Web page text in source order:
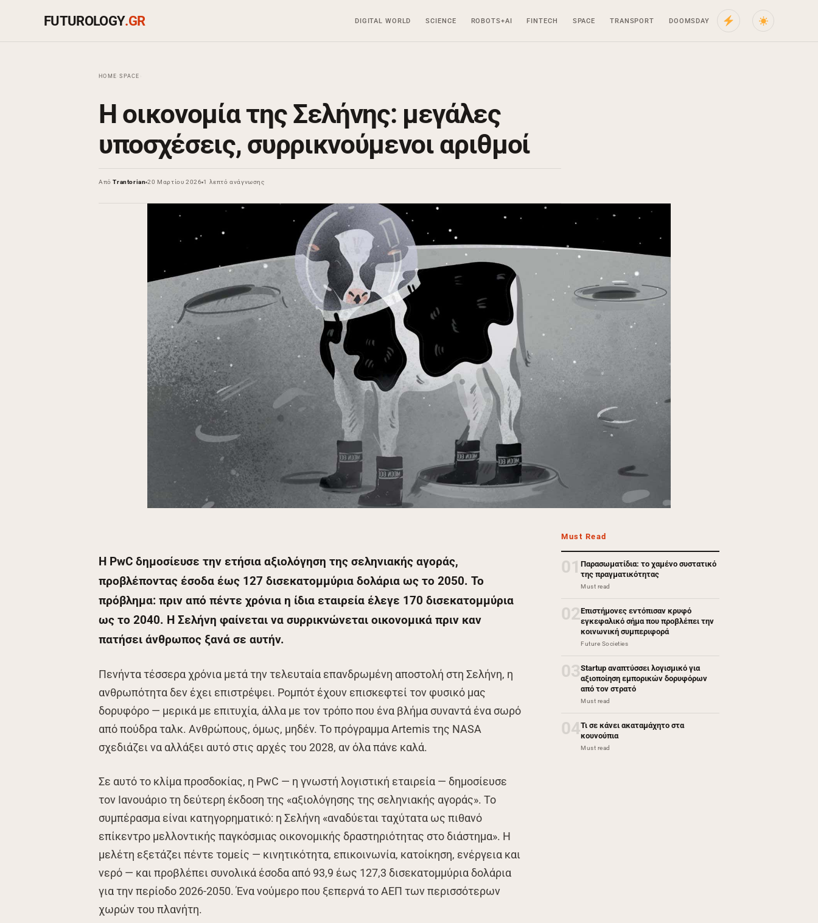
FUTUROLOGY.GR DIGITAL WORLD SCIENCE ROBOTS+AI FINTECH SPACE TRANSPORT DOOMSDAY
HOME ›SPACE
Η οικονομία της Σελήνης: μεγάλες
υποσχέσεις, συρρικνούμενοι αριθμοί
ΑπόTrantorian 20 Μαρτίου 2026 1 λεπτό ανάγνωσης
Η PwC δημοσίευσε την ετήσια αξιολόγηση της σεληνιακής αγοράς,
προβλέποντας έσοδα έως 127 δισεκατομμύρια δολάρια ως το 2050. Το
πρόβλημα: πριν από πέντε χρόνια η ίδια εταιρεία έλεγε 170 δισεκατομμύρια
ως το 2040. Η Σελήνη φαίνεται να συρρικνώνεται οικονομικά πριν καν
πατήσει άνθρωπος ξανά σε αυτήν.
Πενήντα τέσσερα χρόνια μετά την τελευταία επανδρωμένη αποστολή στη Σελήνη, η
ανθρωπότητα δεν έχει επιστρέψει. Ρομπότ έχουν επισκεφτεί τον φυσικό μας
δορυφόρο — μερικά με επιτυχία, άλλα με τον τρόπο που ένα βλήμα συναντά ένα σωρό
από πούδρα ταλκ. Ανθρώπους, όμως, μηδέν. Το πρόγραμμα Artemis της NASA
σχεδιάζει να αλλάξει αυτό στις αρχές του 2028, αν όλα πάνε καλά.
Σε αυτό το κλίμα προσδοκίας, η PwC — η γνωστή λογιστική εταιρεία — δημοσίευσε
τον Ιανουάριο τη δεύτερη έκδοση της «αξιολόγησης της σεληνιακής αγοράς». Το
συμπέρασμα είναι κατηγορηματικό: η Σελήνη «αναδύεται ταχύτατα ως πιθανό
επίκεντρο μελλοντικής παγκόσμιας οικονομικής δραστηριότητας στο διάστημα». Η
μελέτη εξετάζει πέντε τομείς — κινητικότητα, επικοινωνία, κατοίκηση, ενέργεια και
νερό — και προβλέπει συνολικά έσοδα από 93,9 έως 127,3 δισεκατομμύρια δολάρια
για την περίοδο 2026-2050. Ένα νούμερο που ξεπερνά το ΑΕΠ των περισσότερων
χωρών του πλανήτη.
Must Read
01 Παρασωματίδια: το χαμένο συστατικό
της πραγματικότητας
Must read
02Επιστήμονες εντόπισαν κρυφό
εγκεφαλικό σήμα που προβλέπει την
κοινωνική συμπεριφορά
Future Societies
03Startup αναπτύσσει λογισμικό για
αξιοποίηση εμπορικών δορυφόρων
από τον στρατό
Must read
04Τι σε κάνει ακαταμάχητο στα
κουνούπια
Must read